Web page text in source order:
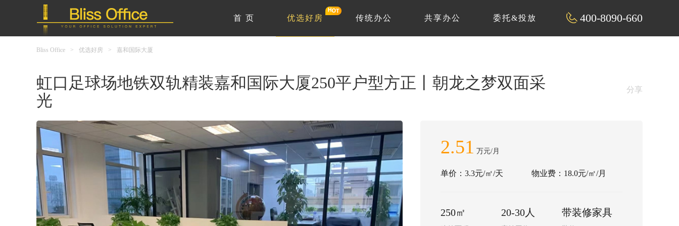
400-8090-660
首 页 优选好房 传统办公 共享办公 委托&投放
Bliss Office > 优选好房 > 嘉和国际大厦
虹口足球场地铁双轨精装嘉和国际大厦250平户型方正丨朝龙之梦双面采
光
分享
2.51 万元/月
单价：3.3元/㎡/天 物业费：18.0元/㎡/月
250㎡ 20-30人 带装修家具